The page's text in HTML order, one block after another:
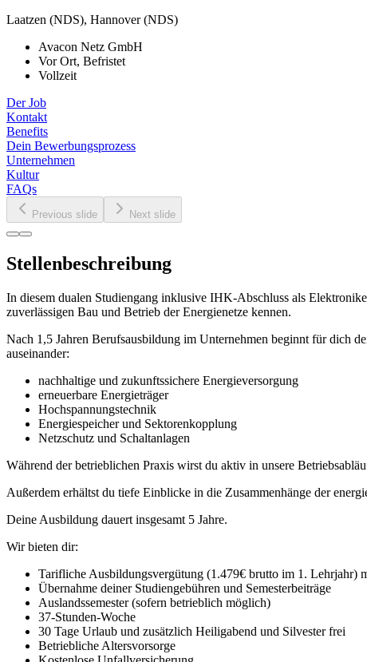
Laatzen (NDS), Hannover (NDS)
Avacon Netz GmbH
Vor Ort, Befristet
Vollzeit
Der Job
Kontakt
Benefits
Dein Bewerbungsprozess
Unternehmen
Kultur
FAQs
Previous slide Next slide
Stellenbeschreibung
In diesem dualen Studiengang inklusive IHK-Abschluss als
zuverlässigen Bau und Betrieb der Energienetze kennen.
Nach 1,5 Jahren Berufsausbildung im Unternehmen beginnt für dich
auseinander:
nachhaltige und zukunftssichere Energieversorgung
erneuerbare Energieträger
Hochspannungstechnik
Energiespeicher und Sektorenkopplung
Netzschutz und Schaltanlagen
Während der betrieblichen Praxis wirst du aktiv in unsere
Außerdem erhältst du tiefe Einblicke in die Zusammenhänge der
Deine Ausbildung dauert insgesamt 5 Jahre.
Wir bieten dir:
Tarifliche Ausbildungsvergütung (1.479€ brutto im 1. Lehrjahr)
Übernahme deiner Studiengebühren und Semesterbeiträge
Auslandssemester (sofern betrieblich möglich)
37-Stunden-Woche
30 Tage Urlaub und zusätzlich Heiligabend und Silvester frei
Betriebliche Altersvorsorge